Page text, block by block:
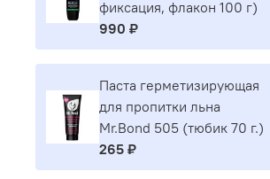
фиксация, флакон 100 г)
990 ₽
Паста герметизирующая
для пропитки льна
Mr.Bond 505 (тюбик 70 г.)
265 ₽